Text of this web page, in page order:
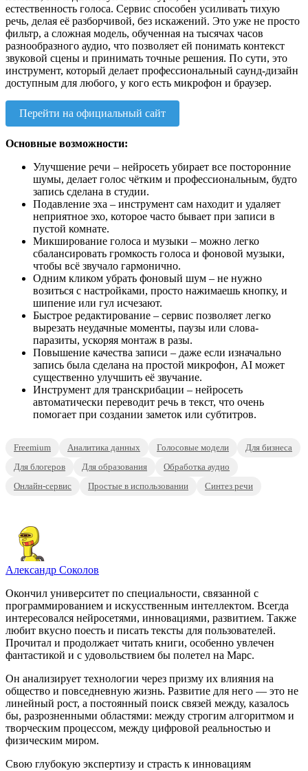
естественность голоса. Сервис способен усиливать тихую
речь, делая её разборчивой, без искажений. Это уже не просто
фильтр, а сложная модель, обученная на тысячах часов
разнообразного аудио, что позволяет ей понимать контекст
звуковой сцены и принимать точные решения. По сути, это
инструмент, который делает профессиональный саунд-дизайн
доступным для любого, у кого есть микрофон и браузер.
Перейти на официальный сайт
Основные возможности:
Улучшение речи – нейросеть убирает все посторонние
шумы, делает голос чётким и профессиональным, будто
запись сделана в студии.
Подавление эха – инструмент сам находит и удаляет
неприятное эхо, которое часто бывает при записи в
пустой комнате.
Микширование голоса и музыки – можно легко
сбалансировать громкость голоса и фоновой музыки,
чтобы всё звучало гармонично.
Одним кликом убрать фоновый шум – не нужно
возиться с настройками, просто нажимаешь кнопку, и
шипение или гул исчезают.
Быстрое редактирование – сервис позволяет легко
вырезать неудачные моменты, паузы или слова-
паразиты, ускоряя монтаж в разы.
Повышение качества записи – даже если изначально
запись была сделана на простой микрофон, AI может
существенно улучшить её звучание.
Инструмент для транскрибации – нейросеть
автоматически переводит речь в текст, что очень
помогает при создании заметок или субтитров.
Freemium Аналитика данных Голосовые модели
Для бизнеса
Для блогеров
Для образования
Обработка аудио
Онлайн-сервис
Простые в использовании Синтез речи
Александр Соколов
Окончил университет по специальности, связанной с
программированием и искусственным интеллектом. Всегда
интересовался нейросетями, инновациями, развитием. Также
любит вкусно поесть и писать тексты для пользователей.
Прочитал и продолжает читать книги, особенно увлечен
фантастикой и с удовольствием бы полетел на Марс.
Он анализирует технологии через призму их влияния на
общество и повседневную жизнь. Развитие для него — это не
линейный рост, а постоянный поиск связей между, казалось
бы, разрозненными областями: между строгим алгоритмом и
творческим процессом, между цифровой реальностью и
физическим миром.
Свою глубокую экспертизу и страсть к инновациям